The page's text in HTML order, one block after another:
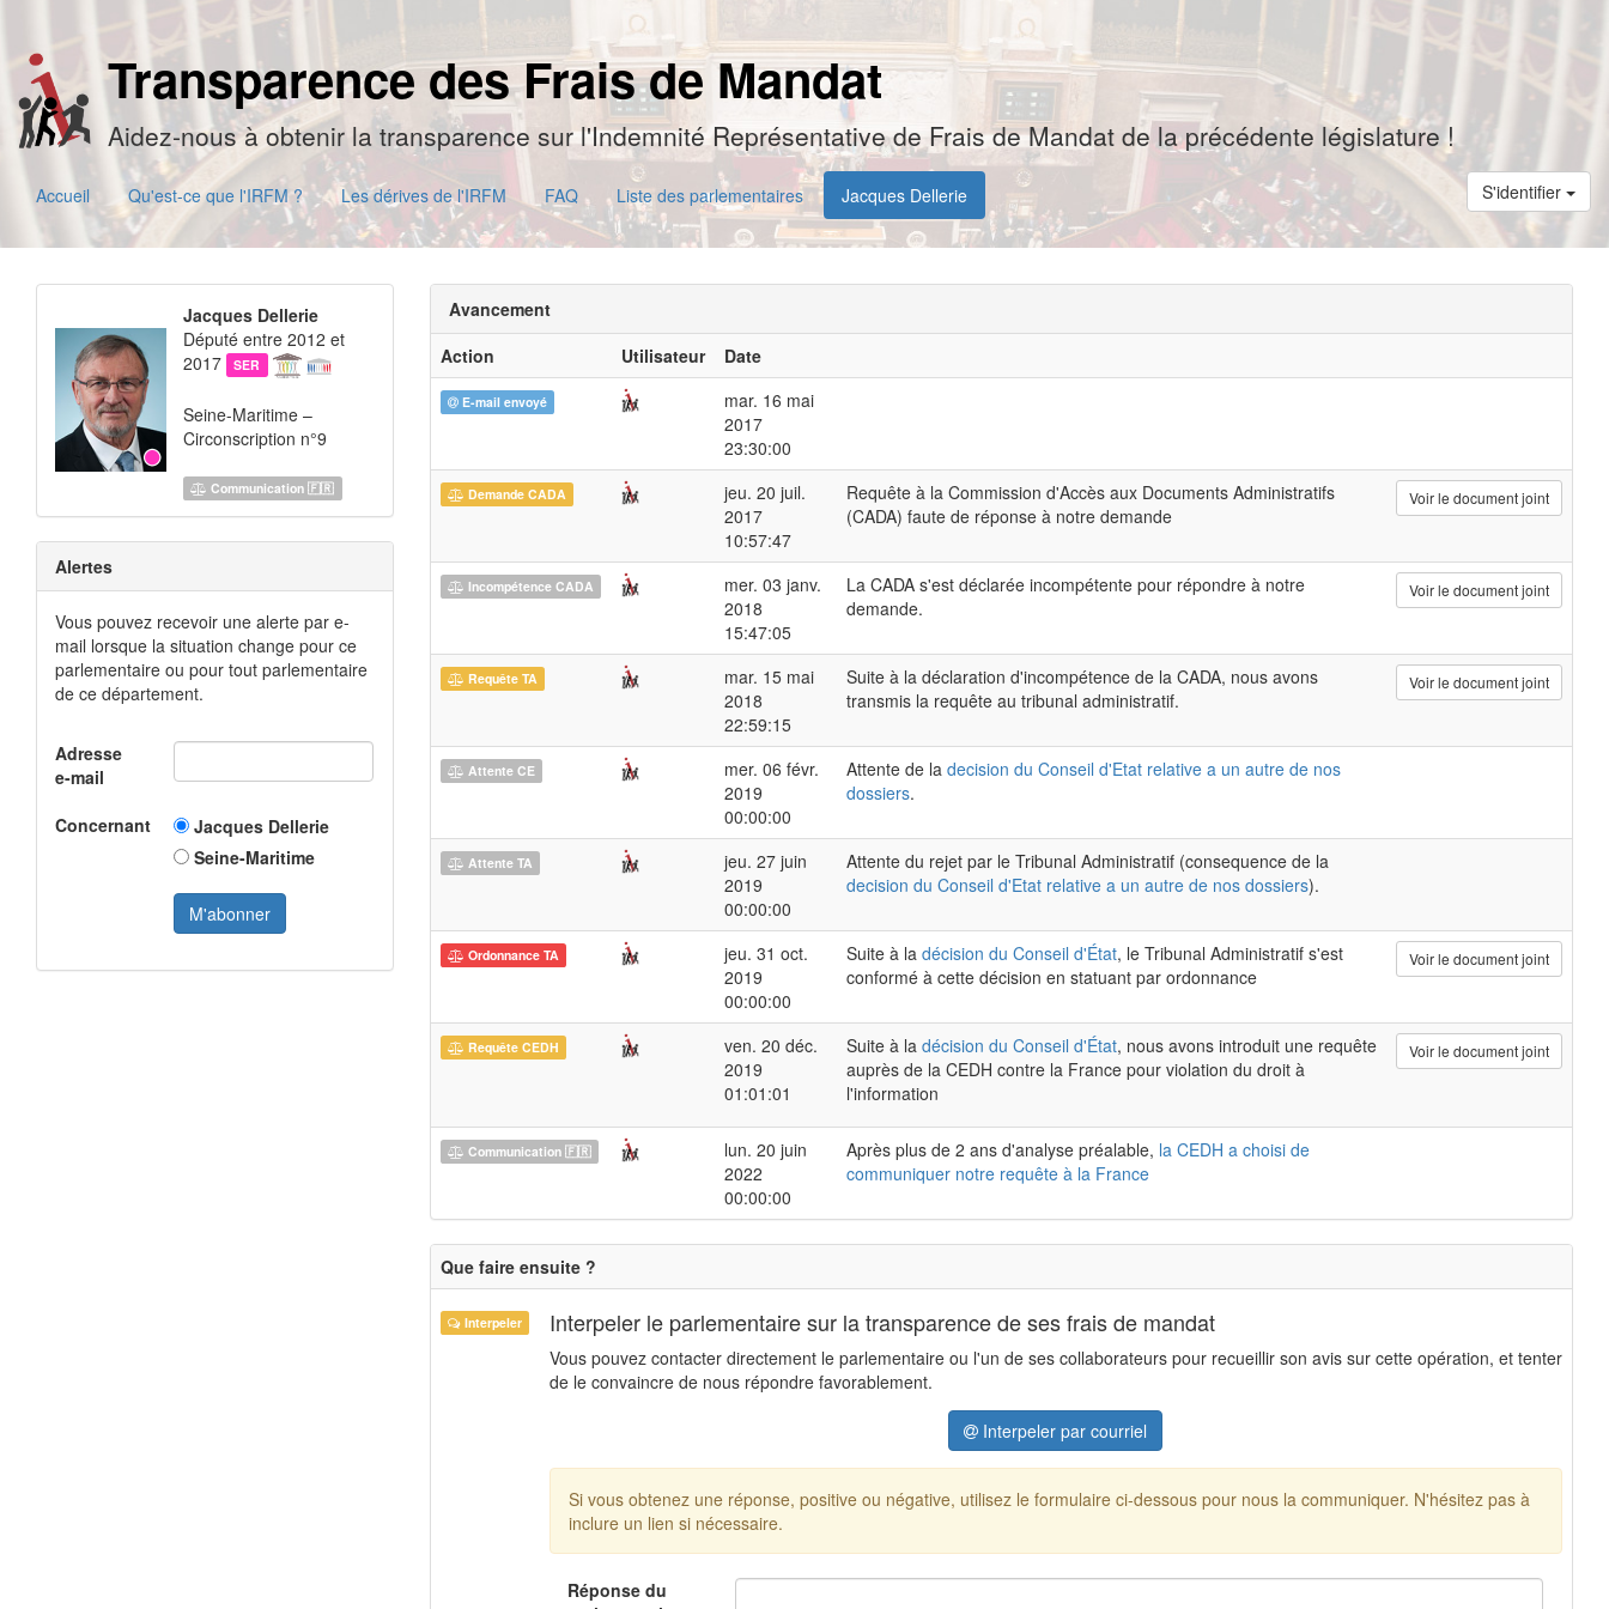
Transparence des Frais de Mandat
Aidez-nous à obtenir la transparence sur l'Indemnité Représentative de Frais de Mandat de la précédente législature !
Accueil Qu'est-ce que l'IRFM ? Les dérives de l'IRFM FAQ Liste des parlementaires Jacques Dellerie S'identifier
Jacques Dellerie
Député entre 2012 et
2017
SER
Seine-Maritime –
Circonscription n°9
Communication 🇫🇷
Alertes
Vous pouvez recevoir une alerte par e-
mail lorsque la situation change pour ce
parlementaire ou pour tout parlementaire
de ce département.
Adresse
e-mail
Concernant
Jacques Dellerie
Seine-Maritime
Avancement
Action
Utilisateur Date
E-mail envoyé
mar. 16 mai
2017
23:30:00
Demande CADA
jeu. 20 juil.
2017
10:57:47
Requête à la Commission d'Accès aux Documents Administratifs
(CADA) faute de réponse à notre demande
Voir le document joint
Incompétence CADA
mer. 03 janv.
2018
15:47:05
La CADA s'est déclarée incompétente pour répondre à notre
demande.
Voir le document joint
Requête TA
mar. 15 mai
2018
22:59:15
Suite à la déclaration d'incompétence de la CADA, nous avons
transmis la requête au tribunal administratif.
Voir le document joint
Attente CE
mer. 06 févr.
2019
00:00:00
Attente de la decision du Conseil d'Etat relative a un autre de nos
dossiers.
Attente TA
jeu. 27 juin
2019
00:00:00
Attente du rejet par le Tribunal Administratif (consequence de la
decision du Conseil d'Etat relative a un autre de nos dossiers).
Ordonnance TA
jeu. 31 oct.
2019
00:00:00
Suite à la décision du Conseil d'État, le Tribunal Administratif s'est
conformé à cette décision en statuant par ordonnance
Voir le document joint
Requête CEDH
ven. 20 déc.
2019
01:01:01
Suite à la décision du Conseil d'État, nous avons introduit une requête
auprès de la CEDH contre la France pour violation du droit à
l'information
Voir le document joint
Communication 🇫🇷
lun. 20 juin
2022
00:00:00
Après plus de 2 ans d'analyse préalable, la CEDH a choisi de
communiquer notre requête à la France
Que faire ensuite ?
Interpeler Interpeler le parlementaire sur la transparence de ses frais de mandat
Vous pouvez contacter directement le parlementaire ou l'un de ses collaborateurs pour recueillir son avis sur cette opération, et tenter
de le convaincre de nous répondre favorablement.
Interpeler par courriel
Si vous obtenez une réponse, positive ou négative, utilisez le formulaire ci-dessous pour nous la communiquer. N'hésitez pas à
inclure un lien si nécessaire.
Réponse du